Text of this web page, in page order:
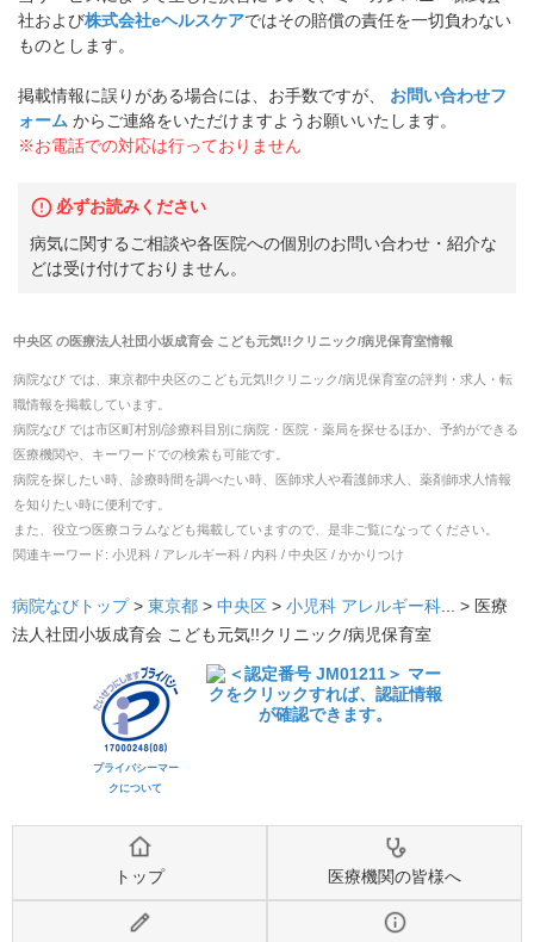
社および株式会社eヘルスケアではその賠償の責任を一切負わない
ものとします。
掲載情報に誤りがある場合には、お手数ですが、
お問い合わせフ
ォーム からご連絡をいただけますようお願いいたします。
※お電話での対応は行っておりません
必ずお読みください
病気に関するご相談や各医院への個別のお問い合わせ・紹介な
どは受け付けておりません。
中央区 の医療法人社団小坂成育会 こども元気!!クリニック/病児保育室情報
病院なび では、 東京都中央区のこども元気!!クリニック/病児保育室の評判・求人・転
職情報を掲載しています。
病院なび では市区町村別/診療科目別に病院・医院・薬局を探せるほか、予約ができる
医療機関や、キーワードでの検索も可能です。
病院を探したい時、診療時間を調べたい時、医師求人や看護師求人、薬剤師求人情報
を知りたい時に便利です。
また、役立つ医療コラムなども掲載していますので、是非ご覧になってください。
関連キーワード: 小児科 / アレルギー科 / 内科 / 中央区 / かかりつけ
病院なびトップ > 東京都 > 中央区 > 小児科 アレルギー科 ... > 医療
法人社団小坂成育会 こども元気!!クリニック/病児保育室
プライバシーマー
クについて
トップ 医療機関の皆様へ